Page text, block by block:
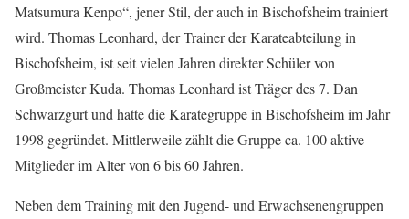
Matsumura Kenpo“, jener Stil, der auch in Bischofsheim trainiert
wird. Thomas Leonhard, der Trainer der Karateabteilung in
Bischofsheim, ist seit vielen Jahren direkter Schüler von
Großmeister Kuda. Thomas Leonhard ist Träger des 7. Dan
Schwarzgurt und hatte die Karategruppe in Bischofsheim im Jahr
1998 gegründet. Mittlerweile zählt die Gruppe ca. 100 aktive
Mitglieder im Alter von 6 bis 60 Jahren.
Neben dem Training mit den Jugend- und Erwachsenengruppen